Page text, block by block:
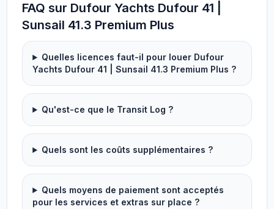
FAQ sur Dufour Yachts Dufour 41 |
Sunsail 41.3 Premium Plus
Quelles licences faut-il pour louer Dufour
Yachts Dufour 41 | Sunsail 41.3 Premium Plus ?
Qu'est-ce que le Transit Log ?
Quels sont les coûts supplémentaires ?
Quels moyens de paiement sont acceptés
pour les services et extras sur place ?